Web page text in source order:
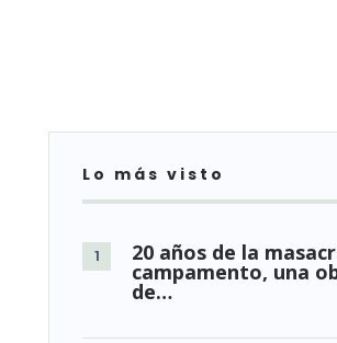
Lo más visto
20 años de la
campamento, una
de…